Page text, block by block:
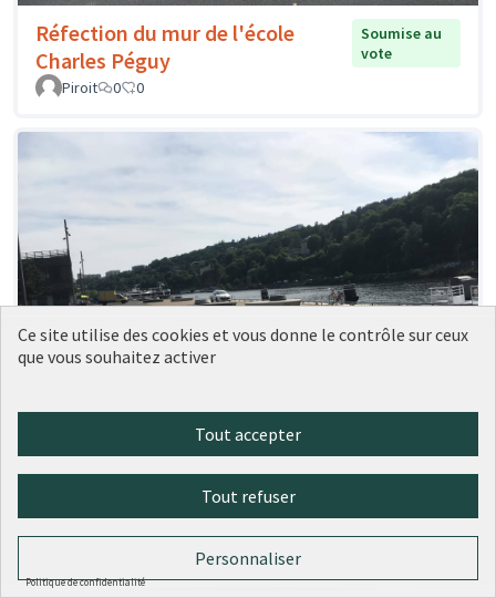
Réfection du mur de l'école
Charles Péguy
Soumise au
vote
Piroit
0 0
Réinvestir l’espace urbain :
Végétaliser, embellir, rafraîchir la
Confluence – quais de Saône 1/3
Conseil de quartier Confluence Perrache
Ce site utilise des cookies et vous donne le contrôle sur ceux
que vous souhaitez activer
Tout accepter
Tout refuser
Personnaliser
Politique de confidentialité